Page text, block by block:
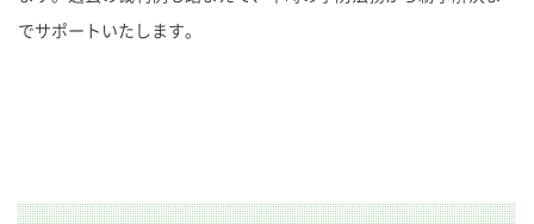
でサポートいたします。